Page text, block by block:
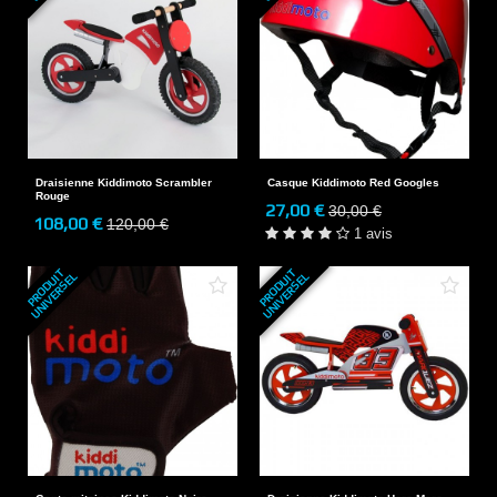
Draisienne Kiddimoto Scrambler
Rouge
108,00 €120,00 €
Casque Kiddimoto Red Googles
27,00 €30,00 €
1 avis
P
R
O
D
U
I
T
U
N
I
V
E
R
S
E
L P
R
O
D
U
I
T
U
N
I
V
E
R
S
E
L